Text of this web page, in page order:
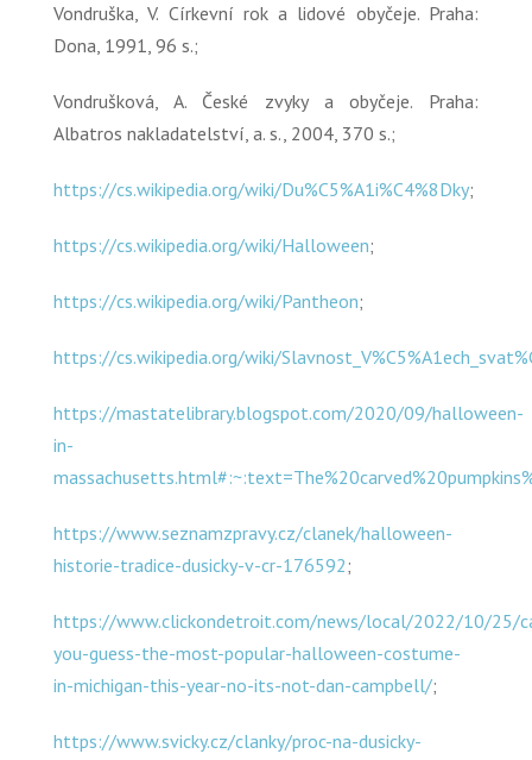
Vondruška, V. Církevní rok a lidové obyčeje. Praha:
Dona, 1991, 96 s.;
Vondrušková, A. České zvyky a obyčeje. Praha:
Albatros nakladatelství, a. s., 2004, 370 s.;
https://cs.wikipedia.org/wiki/Du%C5%A1i%C4%8Dky;
https://cs.wikipedia.org/wiki/Halloween;
https://cs.wikipedia.org/wiki/Pantheon;
https://cs.wikipedia.org/wiki/
https://mastatelibrary.blogspot.com/2020/09/halloween-
in-
https://www.seznamzpravy.cz/clanek/halloween-
historie-tradice-dusicky-v-cr-176592;
https://www.clickondetroit.com/news/local/2022/10/25/
you-guess-the-most-popular-halloween-costume-
in-michigan-this-year-no-its-not-dan-campbell/;
https://www.svicky.cz/clanky/proc-na-dusicky-